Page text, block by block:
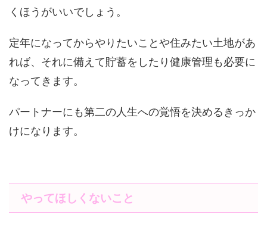
くほうがいいでしょう。
定年になってからやりたいことや住みたい土地があ
れば、それに備えて貯蓄をしたり健康管理も必要に
なってきます。
パートナーにも第二の人生への覚悟を決めるきっか
けになります。
やってほしくないこと